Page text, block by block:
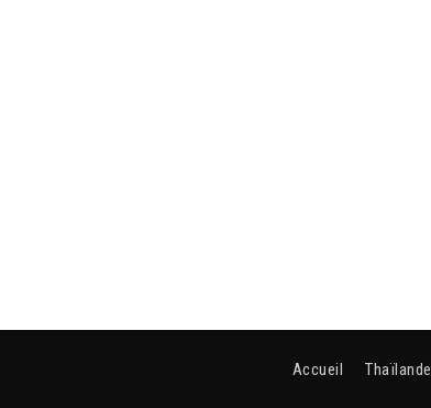
Accueil Thaïlande